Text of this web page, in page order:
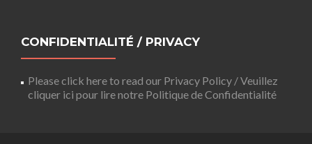
CONFIDENTIALITÉ / PRIVACY
Please click here to read our Privacy Policy / Veuillez
cliquer ici pour lire notre Politique de Confidentialité